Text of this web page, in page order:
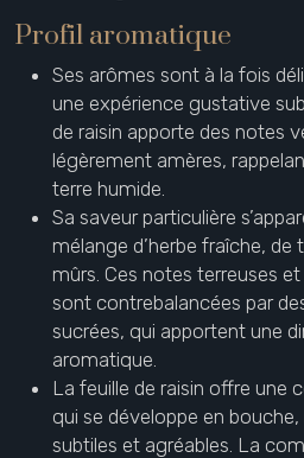
Profil aromatique
Ses arômes sont à la fois
une expérience gustative
de raisin apporte des notes
légèrement amères,
terre humide.
Sa saveur particulière
mélange d’herbe fraîche,
mûrs. Ces notes terreuses
sont contrebalancées par
sucrées, qui apportent une
aromatique.
La feuille de raisin offre une
qui se développe en
subtiles et agréables. La